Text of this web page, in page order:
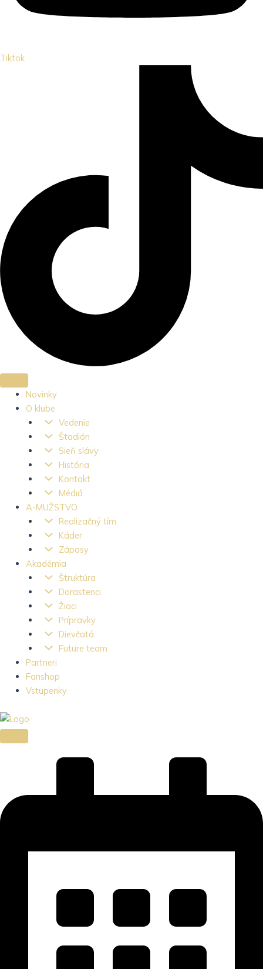
Tiktok
Novinky
O klube
Vedenie
Štadión
Sieň slávy
História
Kontakt
Médiá
A-MUŽSTVO
Realizačný tím
Káder
Zápasy
Akadémia
Štruktúra
Dorastenci
Žiaci
Prípravky
Dievčatá
Future team
Partneri
Fanshop
Vstupenky